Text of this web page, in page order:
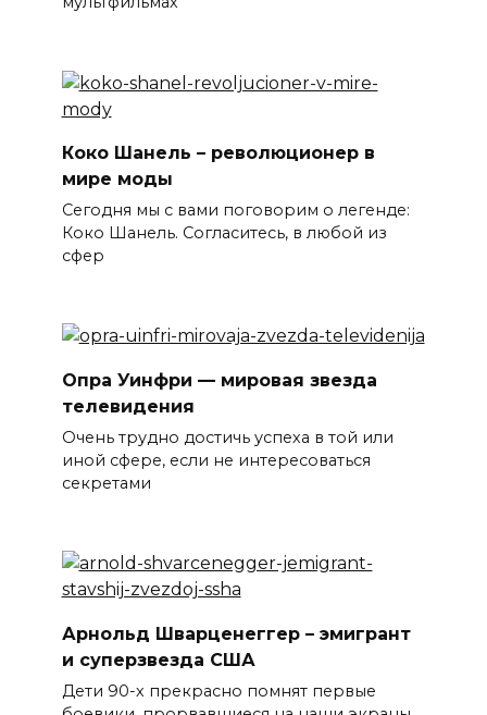
Коко Шанель – революционер в
мире моды
Сегодня мы с вами поговорим о легенде:
Коко Шанель. Согласитесь, в любой из
сфер
Опра Уинфри — мировая звезда
телевидения
Очень трудно достичь успеха в той или
иной сфере, если не интересоваться
секретами
Арнольд Шварценеггер – эмигрант
и суперзвезда США
Дети 90-х прекрасно помнят первые